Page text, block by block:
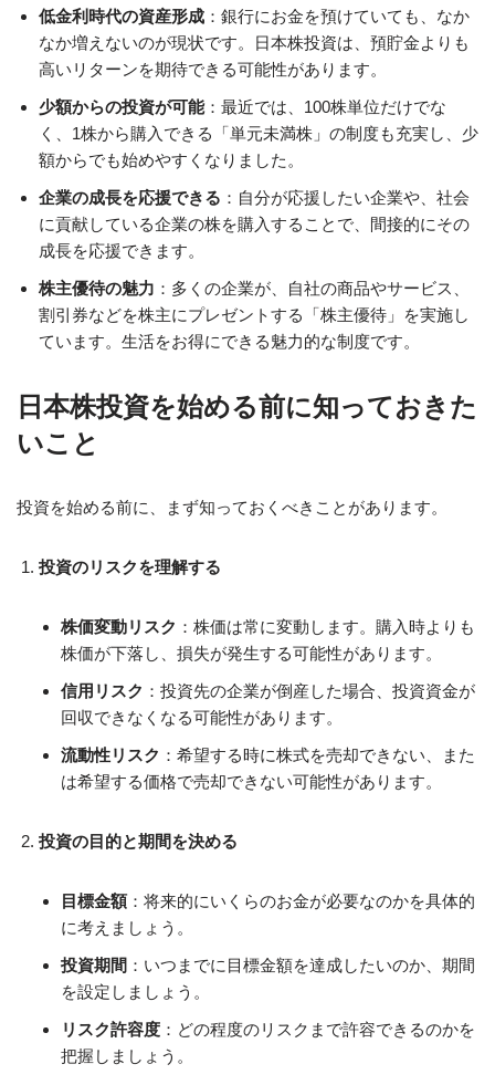
低金利時代の資産形成 ：銀行にお金を預けていても、なか
なか増えないのが現状です。日本株投資は、預貯金よりも
高いリターンを期待できる可能性があります。
少額からの投資が可能：最近では、100株単位だけでな
く、1株から購入できる「単元未満株」の制度も充実し、少
額からでも始めやすくなりました。
企業の成長を応援できる ：自分が応援したい企業や、社会
に貢献している企業の株を購入することで、間接的にその
成長を応援できます。
株主優待の魅力 ：多くの企業が、自社の商品やサービス、
割引券などを株主にプレゼントする「株主優待」を実施し
ています。生活をお得にできる魅力的な制度です。
日本株投資を始める前に知っておきた
いこと
投資を始める前に、まず知っておくべきことがあります。
投資のリスクを理解する
株価変動リスク ：株価は常に変動します。購入時よりも
株価が下落し、損失が発生する可能性があります。
信用リスク ：投資先の企業が倒産した場合、投資資金が
回収できなくなる可能性があります。
流動性リスク ：希望する時に株式を売却できない、また
は希望する価格で売却できない可能性があります。
投資の目的と期間を決める
目標金額：将来的にいくらのお金が必要なのかを具体的
に考えましょう。
投資期間 ：いつまでに目標金額を達成したいのか、期間
を設定しましょう。
リスク許容度 ：どの程度のリスクまで許容できるのかを
把握しましょう。